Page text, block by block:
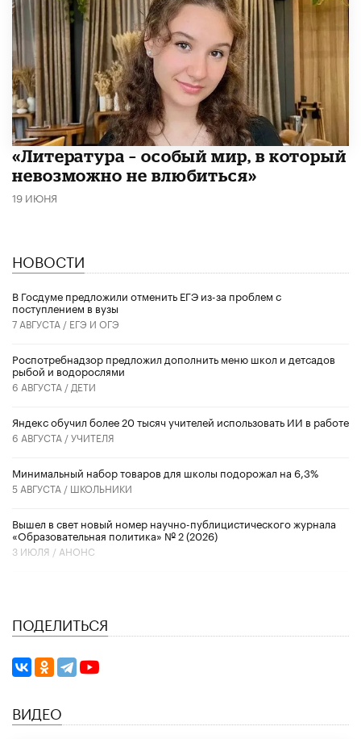
​«Литература – особый мир, в который
невозможно не влюбиться»
19 ИЮНЯ
НОВОСТИ
В Госдуме предложили отменить ЕГЭ из-за проблем с
поступлением в вузы
7 АВГУСТА / ЕГЭ И ОГЭ
Роспотребнадзор предложил дополнить меню школ и детсадов
рыбой и водорослями
6 АВГУСТА / ДЕТИ
​Яндекс обучил более 20 тысяч учителей использовать ИИ в работе
6 АВГУСТА /УЧИТЕЛЯ
Минимальный набор товаров для школы подорожал на 6,3%
5 АВГУСТА / ШКОЛЬНИКИ
Вышел в свет новый номер научно-публицистического журнала
«Образовательная политика» № 2 (2026)
3 ИЮЛЯ / АНОНС
ПОДЕЛИТЬСЯ
ВИДЕО